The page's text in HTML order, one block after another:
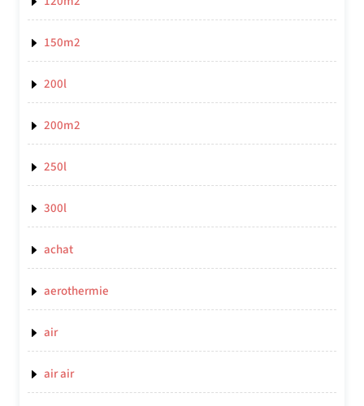
150m2
200l
200m2
250l
300l
achat
aerothermie
air
air air